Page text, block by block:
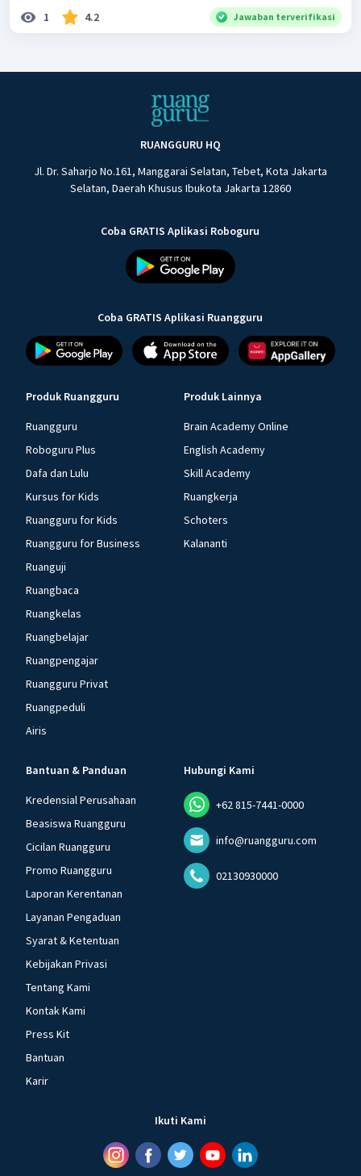
1 4.2 Jawaban terverifikasi
RUANGGURU HQ
Jl. Dr. Saharjo No.161, Manggarai Selatan, Tebet, Kota Jakarta
Selatan, Daerah Khusus Ibukota Jakarta 12860
Coba GRATIS Aplikasi Roboguru
Coba GRATIS Aplikasi Ruangguru
Produk Ruangguru
Ruangguru
Roboguru Plus
Dafa dan Lulu
Kursus for Kids
Ruangguru for Kids
Ruangguru for Business
Ruanguji
Ruangbaca
Ruangkelas
Ruangbelajar
Ruangpengajar
Ruangguru Privat
Ruangpeduli
Airis
Produk Lainnya
Brain Academy Online
English Academy
Skill Academy
Ruangkerja
Schoters
Kalananti
Bantuan & Panduan
Kredensial Perusahaan
Beasiswa Ruangguru
Cicilan Ruangguru
Promo Ruangguru
Laporan Kerentanan
Layanan Pengaduan
Syarat & Ketentuan
Kebijakan Privasi
Tentang Kami
Kontak Kami
Press Kit
Bantuan
Karir
Hubungi Kami
+62 815-7441-0000
info@ruangguru.com
02130930000
Ikuti Kami